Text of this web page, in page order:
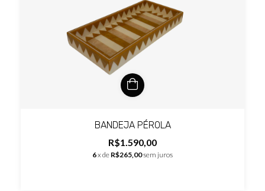
BANDEJA PÉROLA
R$1.590,00
6x de R$265,00sem juros